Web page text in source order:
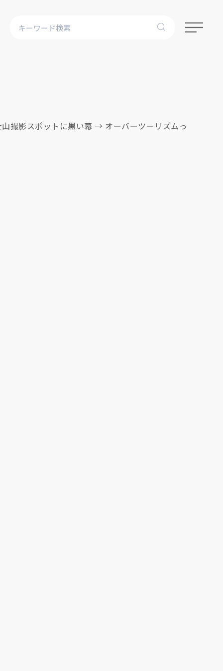
撮影スポットに黒い幕 → オーバーツーリズムっ